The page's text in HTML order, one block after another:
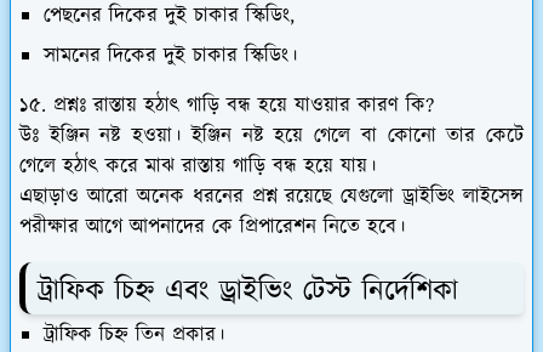
পেছনের দিকের দুই চাকার স্কিডিং,
সামনের দিকের দুই চাকার স্কিডিং।
১৫. প্রশ্নঃ রাস্তায় হঠাৎ গাড়ি বন্ধ হয়ে যাওয়ার কারণ কি?
উঃ ইঞ্জিন নষ্ট হওয়া। ইঞ্জিন নষ্ট হয়ে গেলে বা কোনো তার কেটে
গেলে হঠাৎ করে মাঝ রাস্তায় গাড়ি বন্ধ হয়ে যায়।
এছাড়াও আরো অনেক ধরনের প্রশ্ন রয়েছে যেগুলো ড্রাইভিং লাইসেন্স
পরীক্ষার আগে আপনাদের কে প্রিপারেশন নিতে হবে।
ট্রাফিক চিহ্ন এবং ড্রাইভিং টেস্ট নির্দেশিকা
ট্রাফিক চিহ্ন তিন প্রকার।